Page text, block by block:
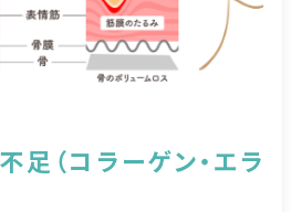
（コラーゲン・エラ